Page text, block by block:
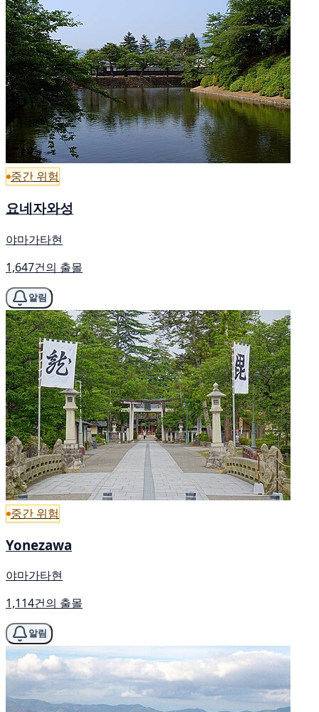
중간 위험
요네자와성
야마가타현
1,647건의 출몰
알림
중간 위험
Yonezawa
야마가타현
1,114건의 출몰
알림